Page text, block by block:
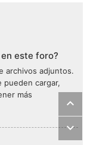
este foro?
archivos adjuntos.
pueden cargar,
más